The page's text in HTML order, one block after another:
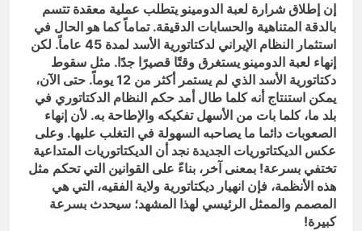
إن إطلاق شرارة لعبة الدومينو يتطلب عملية معقدة تتسم
بالدقة المتناهية والحسابات الدقيقة. تماماً كما هو الحال في
استثمار النظام الإيراني لدكتاتورية الأسد لمدة 45 عاماً. لكن
إنهاء لعبة الدومينو يستغرق وقتًا قصيرًا جدًا. مثل سقوط
دكتاتورية الأسد الذي لم يستمر أكثر من 12 يوماً. حتى الآن،
يمكن استنتاج أنه كلما طال أمد حكم النظام الدكتاتوري في
بلد ما، كلما بات من الأسهل تفكيكه والإطاحة به. لأن إنهاء
الصعوبات دائما ما يصاحبه السهولة في التغلب عليها. وعلى
عكس الديكتاتوريات الجديدة نجد أن الديكتاتوريات المتداعية
تختفي بسرعة! بمعنى آخر، بناءً على القوانين التي تحكم مثل
هذه الأنظمة، فإن انهيار ديكتاتورية ولاية الفقيه، التي هي
المصمم والممثل الرئيسي لهذا المشهد؛ سيحدث بسرعة
كبيرة!